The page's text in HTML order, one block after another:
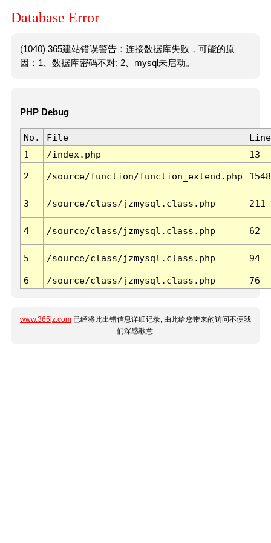
Database Error
(1040) 365建站错误警告：连接数据库失败，可能的原
因：1、数据库密码不对; 2、mysql未启动。
PHP Debug
No. File
Line
1
/index.php 13
2 /source/function/function_extend.php 1548
3 /source/class/jzmysql.class.php 211
4 /source/class/jzmysql.class.php 62
5 /source/class/jzmysql.class.php 94
6 /source/class/jzmysql.class.php 76
www.365jz.com 已经将此出错信息详细记录, 由此给您带来的访问不便我
们深感歉意.